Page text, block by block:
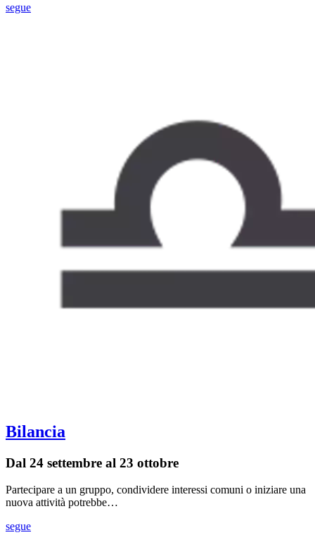
segue
Bilancia
Dal 24 settembre al 23 ottobre
Partecipare a un gruppo, condividere interessi comuni o iniziare una
nuova attività potrebbe…
segue